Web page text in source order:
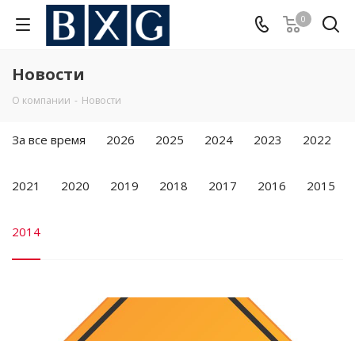
0
Новости
О компании - Новости
За все время 2026 2025 2024 2023 2022
2021 2020 2019 2018 2017 2016 2015
2014